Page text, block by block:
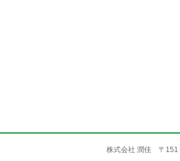
株式会社 潤佳 〒